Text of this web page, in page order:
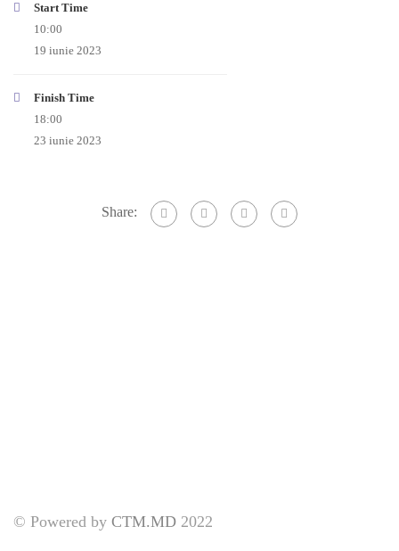
Start Time
10:00
19 iunie 2023
Finish Time
18:00
23 iunie 2023
Share:
© Powered by CTM.MD 2022